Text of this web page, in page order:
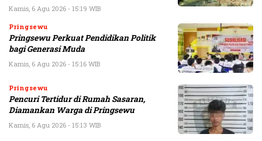
Kamis, 6 Agu 2026 - 15:19 WIB
Pringsewu
Pringsewu Perkuat Pendidikan Politik
bagi Generasi Muda
Kamis, 6 Agu 2026 - 15:16 WIB
Pringsewu
Pencuri Tertidur di Rumah Sasaran,
Diamankan Warga di Pringsewu
Kamis, 6 Agu 2026 - 15:13 WIB